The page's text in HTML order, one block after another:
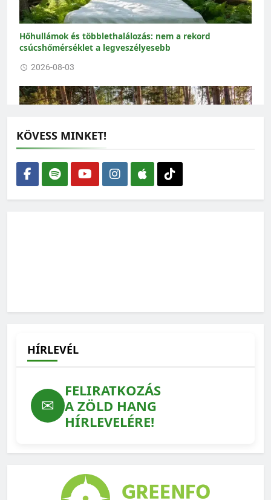
Hőhullámok és többlethalálozás: nem a rekord
csúcshőmérséklet a legveszélyesebb
2026-08-03
Nem elég több fát ültetni: a meglévő erdőket kell
megmenteni a kiszáradástól
KÖVESS MINKET!
HÍRLEVÉL
✉
FELIRATKOZÁS
A ZÖLD HANG
HÍRLEVELÉRE!